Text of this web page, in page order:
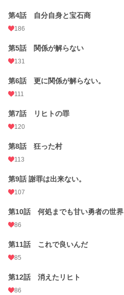
2022.05.21 23:20
初回完結日時
週間ポイント 423 pt (16,194 位)
月間ポイント
年間ポイント 29,206 pt (15,420 位)
第4話 自分自身と宝石商
186
第5話 関係が解らない
131
第6話 更に関係が解らない。
111
第7話 リヒトの罪
120
第8話 狂った村
113
第9話 謝罪は出来ない。
107
第10話 何処までも甘い勇者の世界
86
第11話 これで良いんだ
85
第12話 消えたリヒト
86